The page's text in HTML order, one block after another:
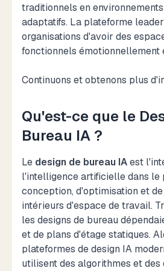
traditionnels en
adaptatifs. La plateforme
organisations d'avoir des
fonctionnels émotionnellement
Continuons et obtenons plus
Qu'est-ce que le
Bureau IA ?
Le design de bureau IAest
l'intelligence artificielle dans le
conception, d'optimisation et
intérieurs d'espace de travail.
les designs de bureau
et de plans d'étage statiques.
plateformes de design IA
utilisent des algorithmes et des